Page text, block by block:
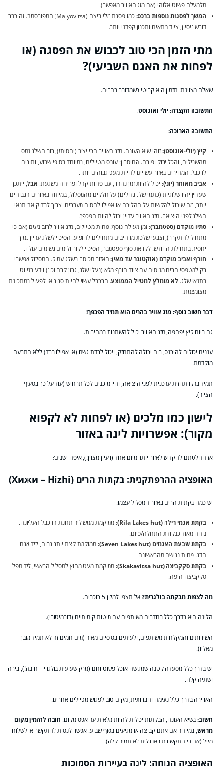
מלמעלה פשוט אלוהי (אם מזג האוויר מאפשר).
המשך לפסגות נוספות ברכס:
כמו פסגת מליוביצה (Malyovitsa) המפורסמת. זה כבר
דורש ניסיון, ציוד מתאים ותכנון קפדני יותר.
מתי הזמן הכי טוב לכבוש את הפסגה (או
לפחות את האגם השביעי)?
שאלה מצוינת! תזמון הוא קריטי כשמדובר בהרים.
התשובה הקצרה: יולי ואוגוסט.
התשובה הארוכה:
קיץ (יולי-אוגוסט):זוהי שיא העונה. מזג האוויר הכי יציב (יחסית!), רוב השלג נמס
מהשבילים, והכל ירוק ופורח. החיסרון: עומס מטיילים, במיוחד בסופי שבוע, ותורים
לרכבל. המחירים באזור עשויים להיות מעט גבוהים יותר.
אביב מאוחר (יוני): יכול להיות זמן נהדר, עם פחות קהל ופריחה משגעת. אבל, ייתכן
שעדיין יהיו שלוגיות (כתמי שלג גדולים) על חלקים מהמסלול, במיוחד באזורים הגבוהים
יותר, מה שיכול להקשות על ההליכה או אפילו לחסום מעברים. צריך לבדוק את תנאי
השלג לפני היציאה. מזג האוויר עדיין יכול להיות הפכפך.
סתיו מוקדם (ספטמבר):זמן מעולה נוסף! פחות מטיילים, מזג אוויר לרוב נעים (אם כי
מתחיל להתקרר), וצבעי שלכת מרהיבים מתחילים להופיע. הסיכוי לשלג עדיין נמוך
יחסית בתחילת החודש. לקראת סוף ספטמבר, הסיכוי לקור ולימים גשומים עולה.
חורף ואביב מוקדם (אוקטובר עד מאי): האזור מכוסה בשלג עמוק. המסלול אפשרי
רק למטפסי הרים מנוסים עם ציוד חורף מלא (נעלי שלג, גרזן קרח וכו') וידע בניווט
בתנאי שלג. לא מומלץ למטייל הממוצע. הרכבל עשוי להיות סגור או לפעול במתכונת
מצומצמת.
דבר חשוב נוסף: מזג אוויר בהרים הוא תמיד הפכפך!
גם ביום קיץ יפהפה, מזג האוויר יכול להשתנות במהירות.
עננים יכולים להיכנס, רוח יכולה להתחזק, ויכול לרדת גשם (או אפילו ברד) ללא התרעה
מוקדמת.
תמיד בדקו תחזית עדכנית לפני היציאה, והיו מוכנים לכל תרחיש (עוד על כך בסעיף
הציוד).
לישון כמו מלכים (או לפחות לא לקפוא
מקור): אפשרויות לינה באזור
אז החלטתם להקדיש לאזור יותר מיום אחד (רעיון מצוין!), איפה ישנים?
האופציה ההרפתקנית: בקתות הרים (Хижи – Hizhi)
יש כמה בקתות הרים באזור המסלול עצמו:
בקתת אגמי רילה (Rila Lakes hut):
ממוקמת ממש ליד תחנת הרכבל העליונה.
נוחה מאוד כנקודת התחלה/סיום.
בקתת שבעת האגמים (Seven Lakes hut):
ממוקמת קצת יותר גבוה, ליד אגם
הדג. פחות נגישה מהראשונה.
בקתת סקקביצה (Skakavitsa hut):
ממוקמת מעט מחוץ למסלול הראשי, ליד מפל
סקקביצה היפה.
מה לצפות מבקתה בולגרית?אל תצפו למלון 5 כוכבים.
הלינה היא בדרך כלל בחדרים משותפים עם מיטות קומותיים (דורמיטורי).
השירותים והמקלחות משותפים, ולעיתים בסיסיים מאוד (מים חמים זה לא תמיד מובן
מאליו).
יש בדרך כלל מסעדה קטנה שמגישה אוכל פשוט וחם (מרק שעועית בולגרי – חובה!), בירה
ושתיה קלה.
האווירה בדרך כלל נעימה וחברותית, מקום טוב לפגוש מטיילים אחרים.
חשוב:בשיא העונה, הבקתות יכולות להיות מלאות עד אפס מקום. חובה להזמין מקום
מראש, במיוחד אם אתם קבוצה או מגיעים בסוף שבוע. אפשר לנסות להתקשר או לשלוח
מייל (אם כי התקשורת באנגלית לא תמיד קלה).
האופציה הנוחה: לינה בעיירות הסמוכות